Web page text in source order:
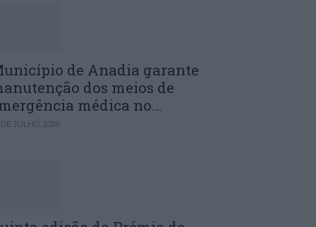
de Anadia garante
dos meios de
médica no...
JULHO, 2026